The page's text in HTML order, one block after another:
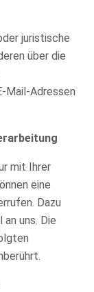
juristische
über die
Mail-Adressen
mit Ihrer
eine
Dazu
uns. Die